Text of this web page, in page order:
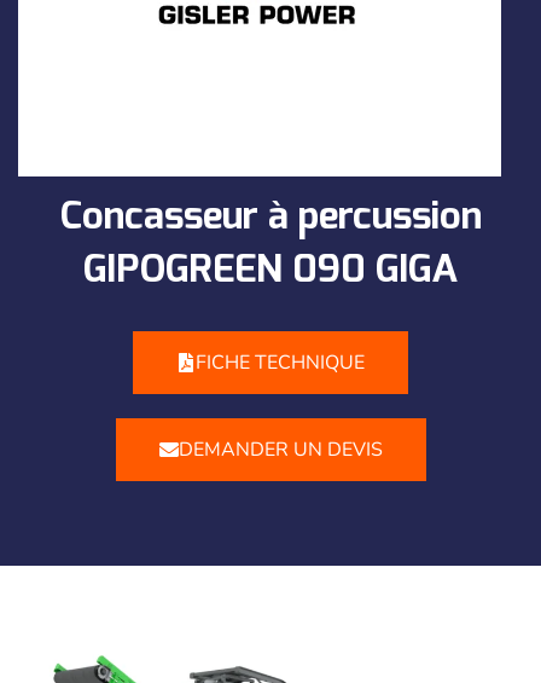
Concasseur à percussion
GIPOGREEN 090 GIGA
FICHE TECHNIQUE
DEMANDER UN DEVIS